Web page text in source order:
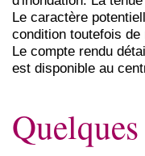
Le caractère
condition toutefois de
Le compte rendu
est disponible au